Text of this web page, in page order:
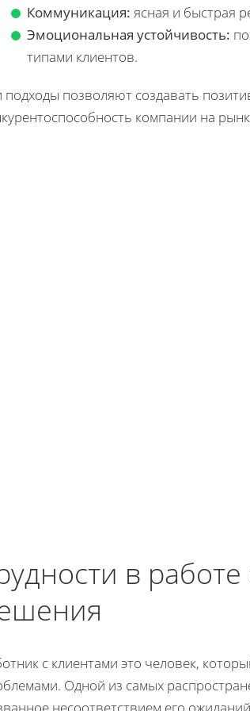
Коммуникация: ясная и быстрая
Эмоциональная устойчивость:
типами клиентов.
подходы позволяют создавать
компании на
в
с клиентами это человек,
Одной из самых